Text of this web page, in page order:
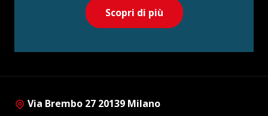
Scopri di più
Via Brembo 27 20139 Milano